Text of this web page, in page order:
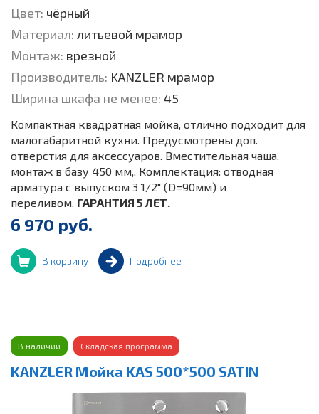
Цвет: чёрный
Материал: литьевой мрамор
Монтаж: врезной
Производитель: KANZLER мрамор
Ширина шкафа не менее: 45
Компактная квадратная мойка, отлично подходит для
малогабаритной кухни. Предусмотрены доп.
отверстия для аксессуаров. Вместительная чаша,
монтаж в базу 450 мм,. Комплектация: отводная
арматура с выпуском 3 1/2" (D=90мм) и
переливом. ГАРАНТИЯ 5 ЛЕТ.
6 970 руб.
В корзину Подробнее
В наличии Складская программа
KANZLER Мойка KAS 500*500 SATIN